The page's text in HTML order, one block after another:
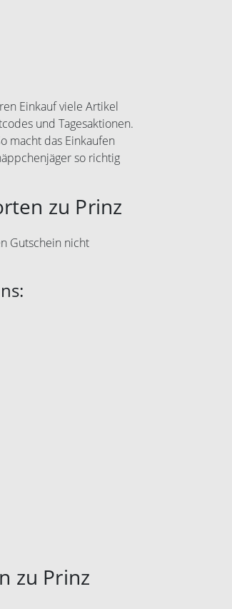
Einkauf viele Artikel
und Tagesaktionen.
macht das Einkaufen
so richtig
zu Prinz
Gutschein nicht
zu Prinz